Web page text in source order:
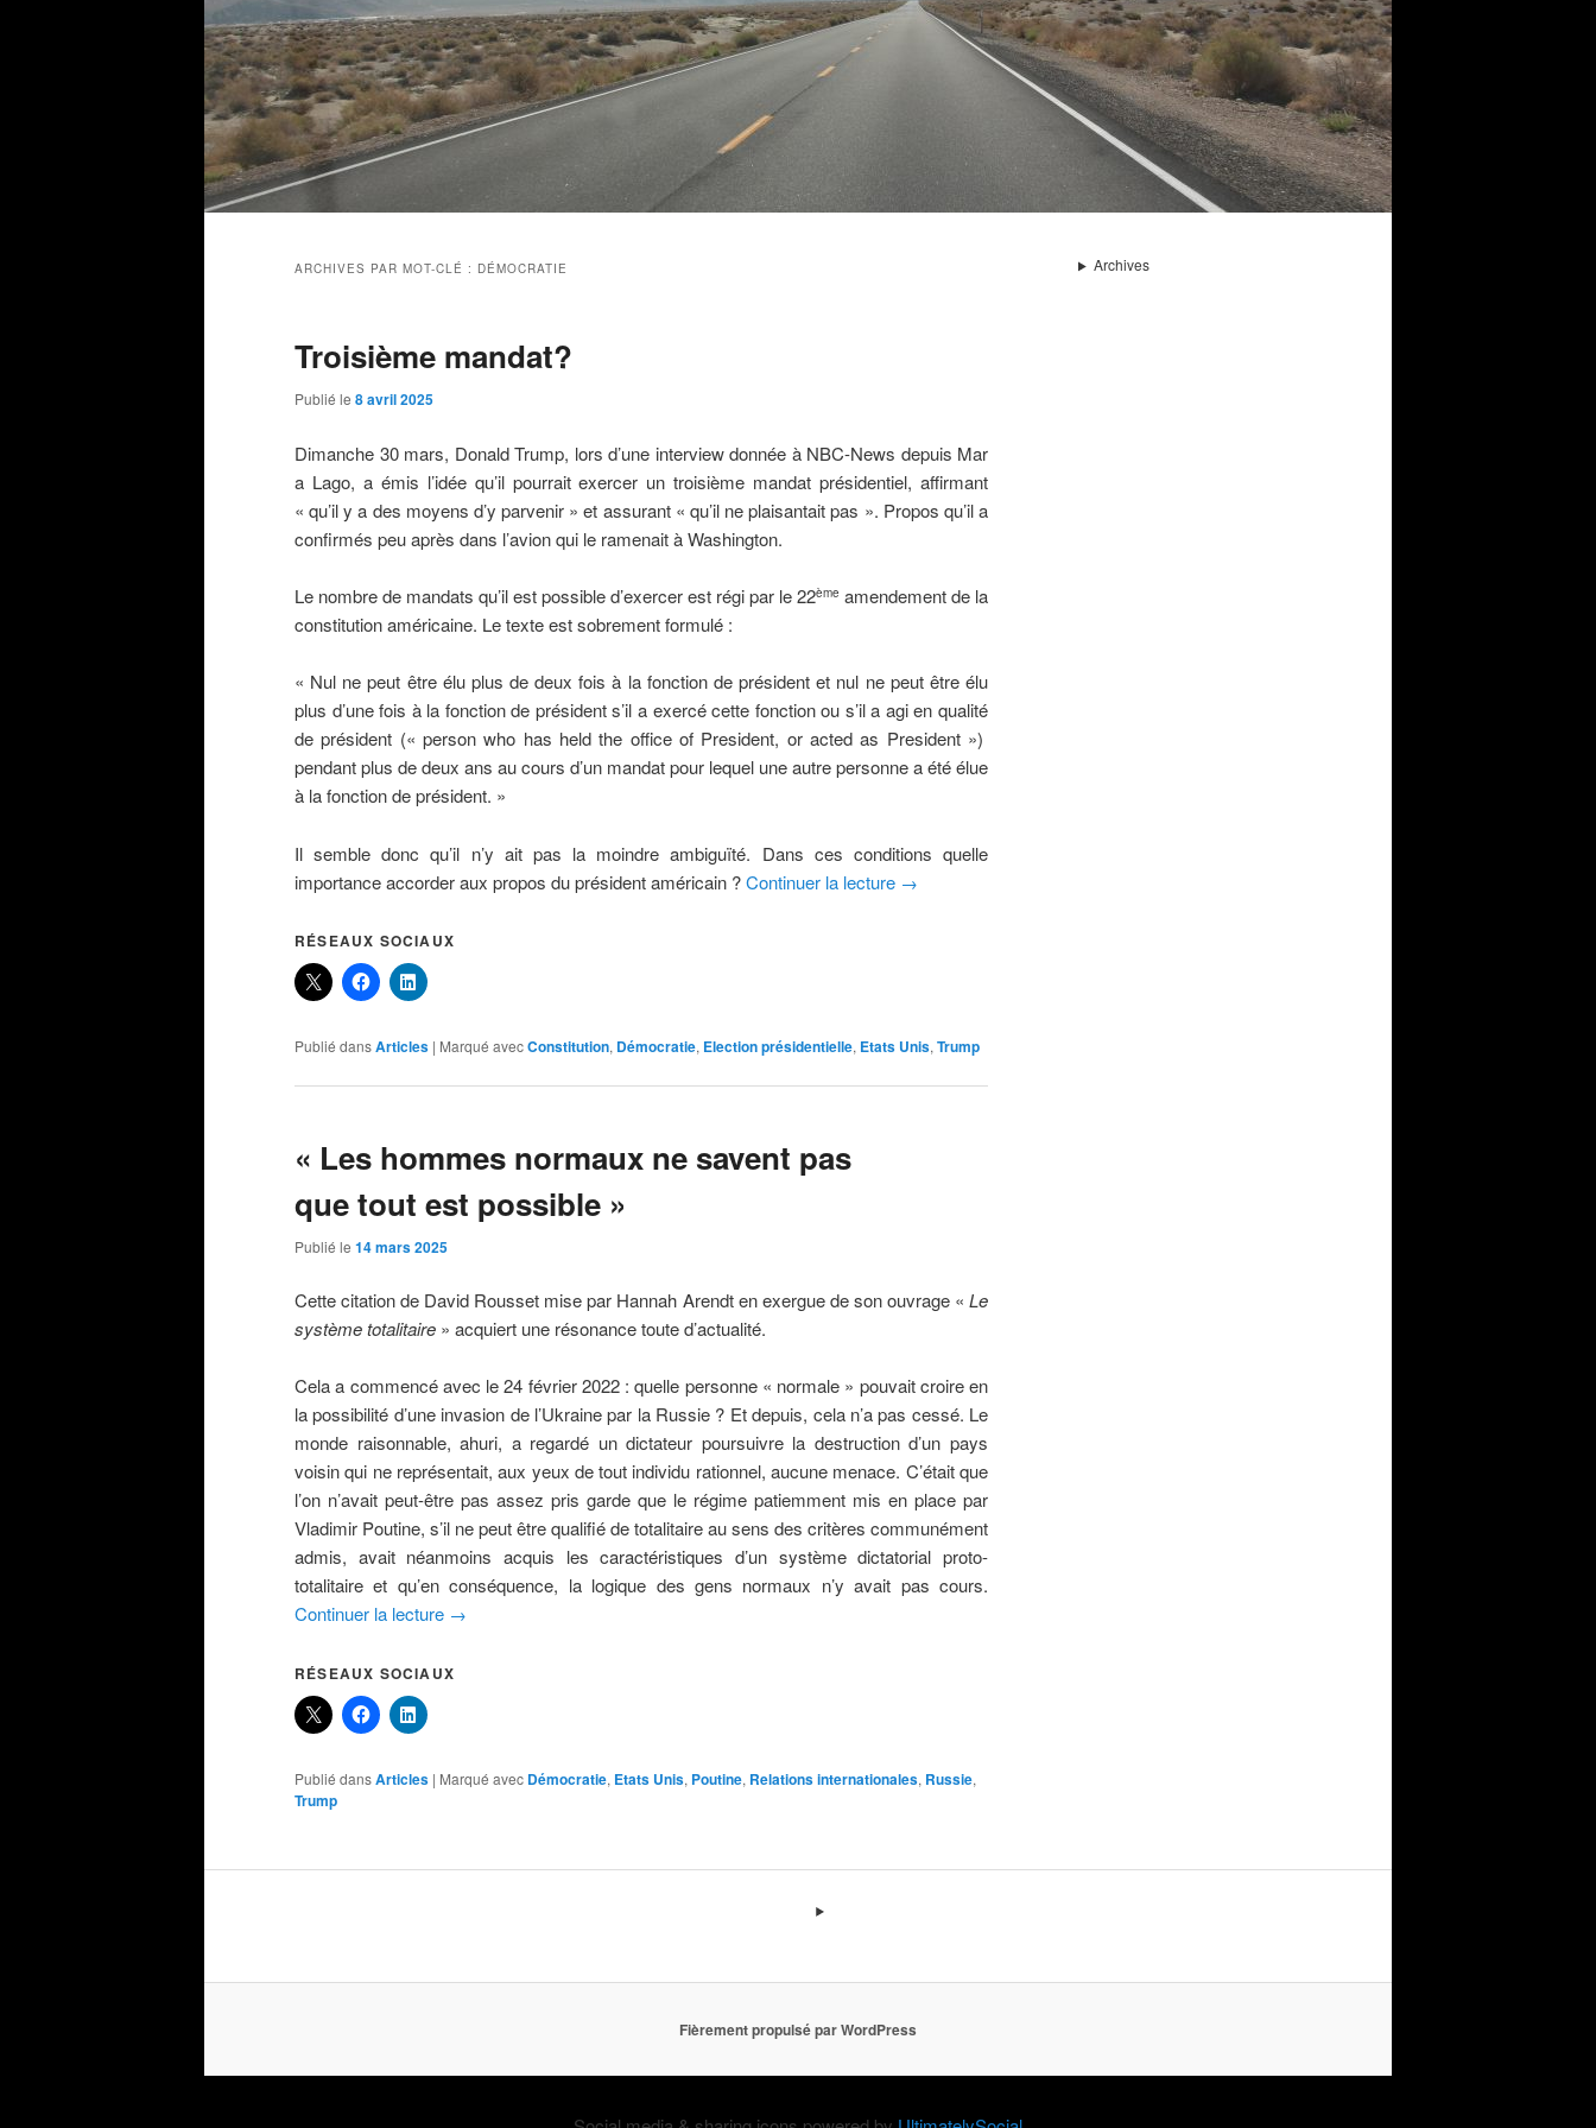
ARCHIVES PAR MOT-CLÉ : DÉMOCRATIE
Troisième mandat?
Publié le 8 avril 2025
Dimanche 30 mars, Donald Trump, lors d’une interview donnée à NBC-News depuis Mar
a Lago, a émis l’idée qu’il pourrait exercer un troisième mandat présidentiel, affirmant
« qu’il y a des moyens d’y parvenir » et assurant « qu’il ne plaisantait pas ». Propos qu’il a
confirmés peu après dans l’avion qui le ramenait à Washington.
Le nombre de mandats qu’il est possible d’exercer est régi par le 22ème amendement de la
constitution américaine. Le texte est sobrement formulé :
« Nul ne peut être élu plus de deux fois à la fonction de président et nul ne peut être élu
plus d’une fois à la fonction de président s’il a exercé cette fonction ou s’il a agi en qualité
de président (« person who has held the office of President, or acted as President »)
pendant plus de deux ans au cours d’un mandat pour lequel une autre personne a été élue
à la fonction de président. »
Il semble donc qu’il n’y ait pas la moindre ambiguïté. Dans ces conditions quelle
importance accorder aux propos du président américain ?Continuer la lecture →
RÉSEAUX SOCIAUX
Publié dansArticles | Marqué avecConstitution, Démocratie, Election présidentielle, Etats Unis, Trump
« Les hommes normaux ne savent pas
que tout est possible »
Publié le 14 mars 2025
Cette citation de David Rousset mise par Hannah Arendt en exergue de son ouvrage « Le
système totalitaire » acquiert une résonance toute d’actualité.
Cela a commencé avec le 24 février 2022 : quelle personne « normale » pouvait croire en
la possibilité d’une invasion de l’Ukraine par la Russie ? Et depuis, cela n’a pas cessé. Le
monde raisonnable, ahuri, a regardé un dictateur poursuivre la destruction d’un pays
voisin qui ne représentait, aux yeux de tout individu rationnel, aucune menace. C’était que
l’on n’avait peut-être pas assez pris garde que le régime patiemment mis en place par
Vladimir Poutine, s’il ne peut être qualifié de totalitaire au sens des critères communément
admis, avait néanmoins acquis les caractéristiques d’un système dictatorial proto-
totalitaire et qu’en conséquence, la logique des gens normaux n’y avait pas cours.
Continuer la lecture →
RÉSEAUX SOCIAUX
Publié dansArticles | Marqué avec Démocratie, Etats Unis, Poutine, Relations internationales, Russie,
Trump
Archives
Fièrement propulsé par WordPress